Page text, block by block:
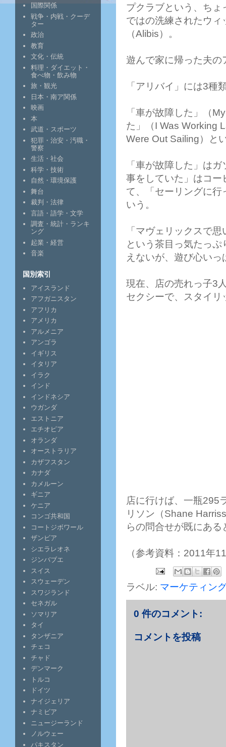
プクラブという、ち
ではの洗練されたウ
（Alibis）。
遊んで家に帰った夫の
「アリバイ」には3種
「車が故障した」（
た」（I Was Working
Were Out Sailing）と
「車が故障した」は
事をしていた」はコー
て、「セーリングに
いう。
「マヴェリックスで
という茶目っ気たっ
えないが、遊び心いっ
現在、店の売れっ子3
セクシーで、スタイリ
店に行けば、一瓶295
リソン（Shane
らの問合せが既にある
（参考資料：2011年
ラベル: マーケティン
0 件のコメント:
コメントを投稿
国際関係
戦争・内戦・クーデ
ター
政治
教育
文化・伝統
料理・ダイエット・
食べ物・飲み物
旅・観光
日本・南ア関係
映画
本
武道・スポーツ
犯罪・治安・汚職・
警察
生活・社会
科学・技術
自然・環境保護
舞台
裁判・法律
言語・語学・文学
調査・統計・ランキ
ング
起業・経営
音楽
国別索引
アイスランド
アフガニスタン
アフリカ
アメリカ
アルメニア
アンゴラ
イギリス
イタリア
イラク
インド
インドネシア
ウガンダ
エストニア
エチオピア
オランダ
オーストラリア
カザフスタン
カナダ
カメルーン
ギニア
ケニア
コンゴ共和国
コートジボワール
ザンビア
シエラレオネ
ジンバブエ
スイス
スウェーデン
スワジランド
セネガル
ソマリア
タイ
タンザニア
チェコ
チャド
デンマーク
トルコ
ドイツ
ナイジェリア
ナミビア
ニュージーランド
ノルウェー
パキスタン